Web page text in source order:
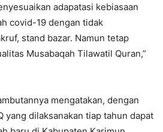
adapatasi kebiasaan
covid-19 dengan tidak
stand bazar. Namun tetap
Musabaqah Tilawatil Quran,”
mengatakan, dengan
yang dilaksanakan tiap tahun dapat